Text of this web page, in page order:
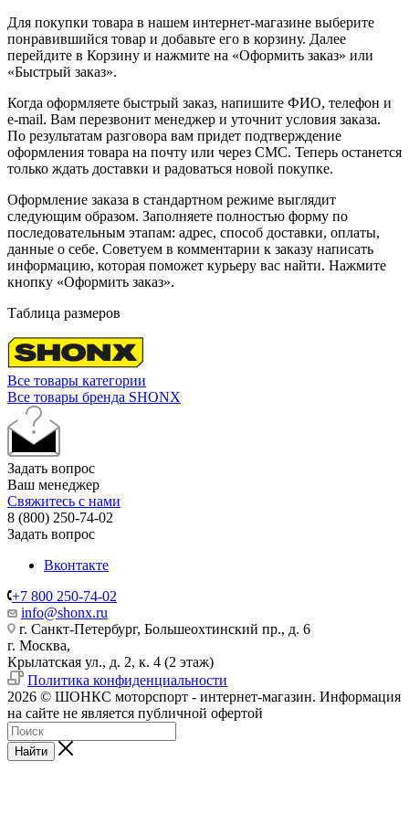
Для покупки товара в нашем интернет-магазине выберите
понравившийся товар и добавьте его в корзину. Далее
перейдите в Корзину и нажмите на «Оформить заказ» или
«Быстрый заказ».
Когда оформляете быстрый заказ, напишите ФИО, телефон и
e-mail. Вам перезвонит менеджер и уточнит условия заказа.
По результатам разговора вам придет подтверждение
оформления товара на почту или через СМС. Теперь останется
только ждать доставки и радоваться новой покупке.
Оформление заказа в стандартном режиме выглядит
следующим образом. Заполняете полностью форму по
последовательным этапам: адрес, способ доставки, оплаты,
данные о себе. Советуем в комментарии к заказу написать
информацию, которая поможет курьеру вас найти. Нажмите
кнопку «Оформить заказ».
Таблица размеров
Все товары категории
Все товары бренда SHONX
Задать вопрос
Ваш менеджер
Свяжитесь с нами
8 (800) 250-74-02
Задать вопрос
Вконтакте
+7 800 250-74-02
info@shonx.ru
г. Санкт-Петербург, Большеохтинский пр., д. 6
г. Москва,
Крылатская ул., д. 2, к. 4 (2 этаж)
Политика конфиденциальности
2026 © ШОНКС моторспорт - интернет-магазин. Информация
на сайте не является публичной офертой
Найти